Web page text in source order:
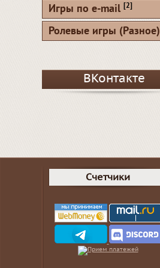
Игры по e-mail [2]
Ролевые игры (Разное)
ВКонтакте
Счетчики